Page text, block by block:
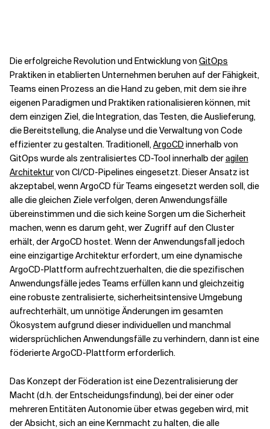
Verwandte Themen
Die erfolgreiche Revolution und Entwicklung von GitOps
Praktiken in etablierten Unternehmen beruhen auf der Fähigkeit,
Teams einen Prozess an die Hand zu geben, mit dem sie ihre
eigenen Paradigmen und Praktiken rationalisieren können, mit
dem einzigen Ziel, die Integration, das Testen, die Auslieferung,
die Bereitstellung, die Analyse und die Verwaltung von Code
effizienter zu gestalten. Traditionell,ArgoCD innerhalb von
GitOps wurde als zentralisiertes CD-Tool innerhalb deragilen
Architekturvon CI/CD-Pipelines eingesetzt. Dieser Ansatz ist
akzeptabel, wenn ArgoCD für Teams eingesetzt werden soll, die
alle die gleichen Ziele verfolgen, deren Anwendungsfälle
übereinstimmen und die sich keine Sorgen um die Sicherheit
machen, wenn es darum geht, wer Zugriff auf den Cluster
erhält, der ArgoCD hostet. Wenn der Anwendungsfall jedoch
eine einzigartige Architektur erfordert, um eine dynamische
ArgoCD-Plattform aufrechtzuerhalten, die die spezifischen
Anwendungsfälle jedes Teams erfüllen kann und gleichzeitig
eine robuste zentralisierte, sicherheitsintensive Umgebung
aufrechterhält, um unnötige Änderungen im gesamten
Ökosystem aufgrund dieser individuellen und manchmal
widersprüchlichen Anwendungsfälle zu verhindern, dann ist eine
föderierte ArgoCD-Plattform erforderlich.
Das Konzept der Föderation ist eine Dezentralisierung der
Macht (d.h. der Entscheidungsfindung), bei der einer oder
mehreren Entitäten Autonomie über etwas gegeben wird, mit
der Absicht, sich an eine Kernmacht zu halten, die alle